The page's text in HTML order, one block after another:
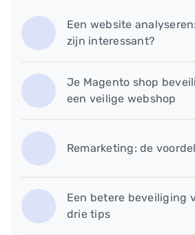
Een website
zijn interessant?
Je Magento shop
een veilige webshop
Remarketing: de
Een betere beveiliging
drie tips